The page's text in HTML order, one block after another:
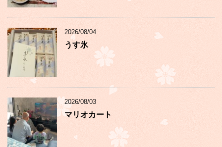
2026/08/04
うす氷
2026/08/03
マリオカート